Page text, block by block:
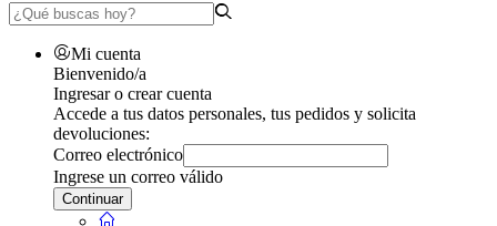
Mi cuenta
Bienvenido/a
Ingresar o crear cuenta
Accede a tus datos personales, tus pedidos y solicita
devoluciones:
Correo electrónico
Ingrese un correo válido
Continuar